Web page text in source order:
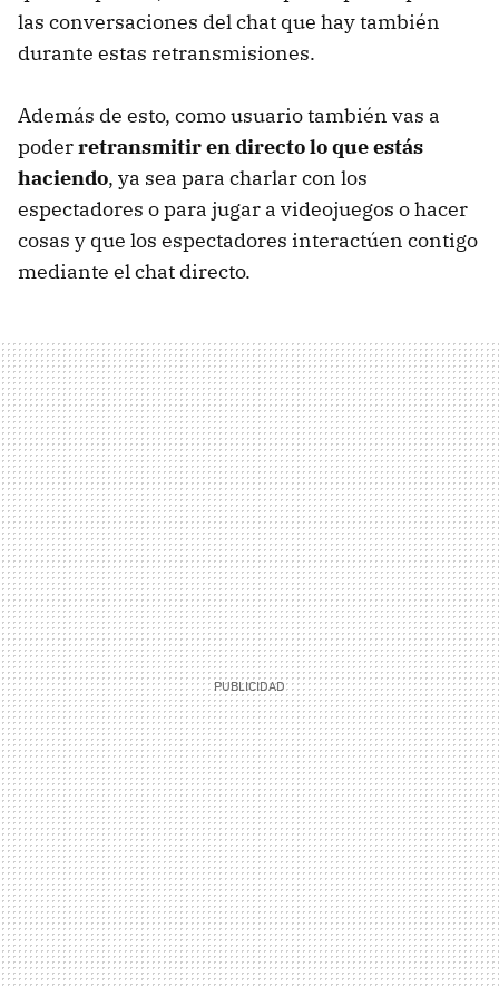
las conversaciones del chat que hay también
durante estas retransmisiones.
Además de esto, como usuario también vas a
poderretransmitir en directo lo que estás
haciendo, ya sea para charlar con los
espectadores o para jugar a videojuegos o hacer
cosas y que los espectadores interactúen contigo
mediante el chat directo.